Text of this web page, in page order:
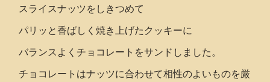
スライスナッツをしきつめて
パリッと香ばしく焼き上げたクッキーに
バランスよくチョコレートをサンドしました。
チョコレートはナッツに合わせて相性のよいものを厳